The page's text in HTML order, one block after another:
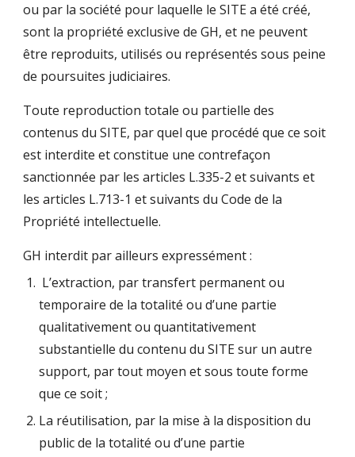
ou par la société pour laquelle le SITE a été créé,
sont la propriété exclusive de GH, et ne peuvent
être reproduits, utilisés ou représentés sous peine
de poursuites judiciaires.
Toute reproduction totale ou partielle des
contenus du SITE, par quel que procédé que ce soit
est interdite et constitue une contrefaçon
sanctionnée par les articles L.335-2 et suivants et
les articles L.713-1 et suivants du Code de la
Propriété intellectuelle.
GH interdit par ailleurs expressément :
L’extraction, par transfert permanent ou
temporaire de la totalité ou d’une partie
qualitativement ou quantitativement
substantielle du contenu du SITE sur un autre
support, par tout moyen et sous toute forme
que ce soit ;
La réutilisation, par la mise à la disposition du
public de la totalité ou d’une partie